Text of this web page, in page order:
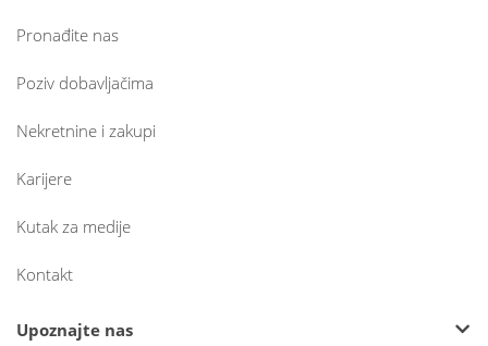
Pronađite nas
Poziv dobavljačima
Nekretnine i zakupi
Karijere
Kutak za medije
Kontakt
Upoznajte nas